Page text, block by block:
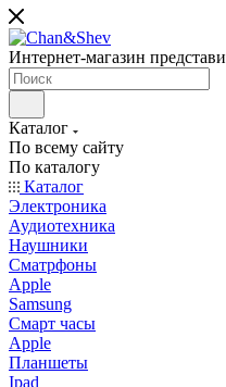
Интернет-магазин
Каталог
По всему сайту
По каталогу
Каталог
Электроника
Аудиотехника
Наушники
Сматрфоны
Apple
Samsung
Смарт часы
Apple
Планшеты
Ipad